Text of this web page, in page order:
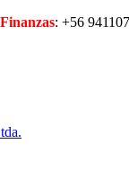
Finanzas: +56